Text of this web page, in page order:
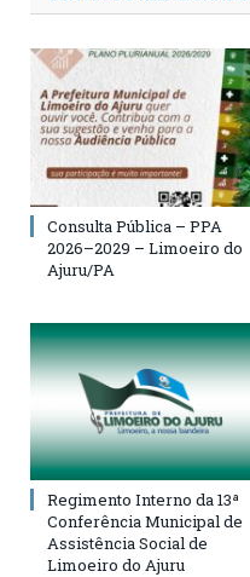
Consulta Pública – PPA
2026–2029 – Limoeiro do
Ajuru/PA
Regimento Interno da 13ª
Conferência Municipal de
Assistência Social de
Limoeiro do Ajuru